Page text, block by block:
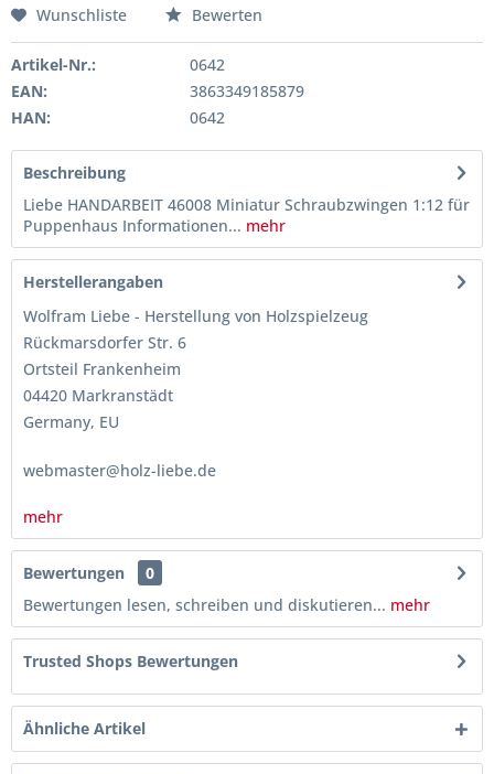
Wunschliste Bewerten
Artikel-Nr.:
0642
EAN:
3863349185879
HAN:
0642
Beschreibung
Liebe HANDARBEIT 46008 Miniatur Schraubzwingen 1:12 für
Puppenhaus Informationen... mehr
Herstellerangaben
Wolfram Liebe - Herstellung von Holzspielzeug
Rückmarsdorfer Str. 6
Ortsteil Frankenheim
04420 Markranstädt
Germany, EU
webmaster@holz-liebe.de
mehr
Bewertungen
0
Bewertungen lesen, schreiben und diskutieren... mehr
Trusted Shops Bewertungen
Ähnliche Artikel